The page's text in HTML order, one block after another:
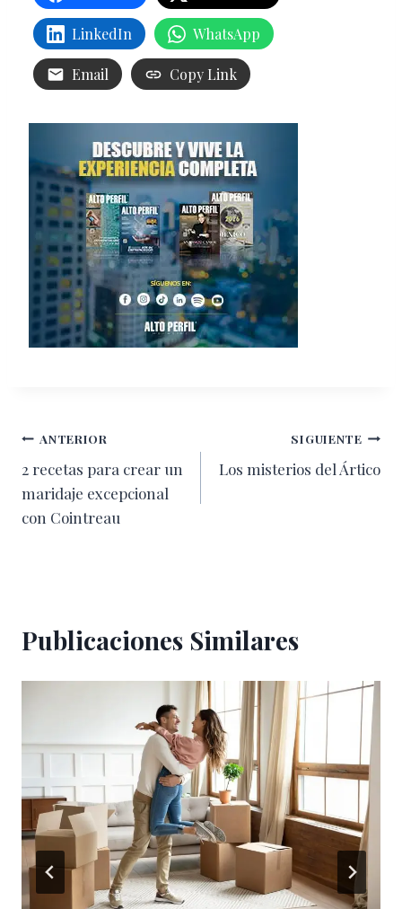
LinkedIn WhatsApp
Email Copy Link
Navegación
de
entradas
ANTERIOR
2 recetas para crear un
maridaje excepcional
con Cointreau
SIGUIENTE
Los misterios del Ártico
Publicaciones Similares